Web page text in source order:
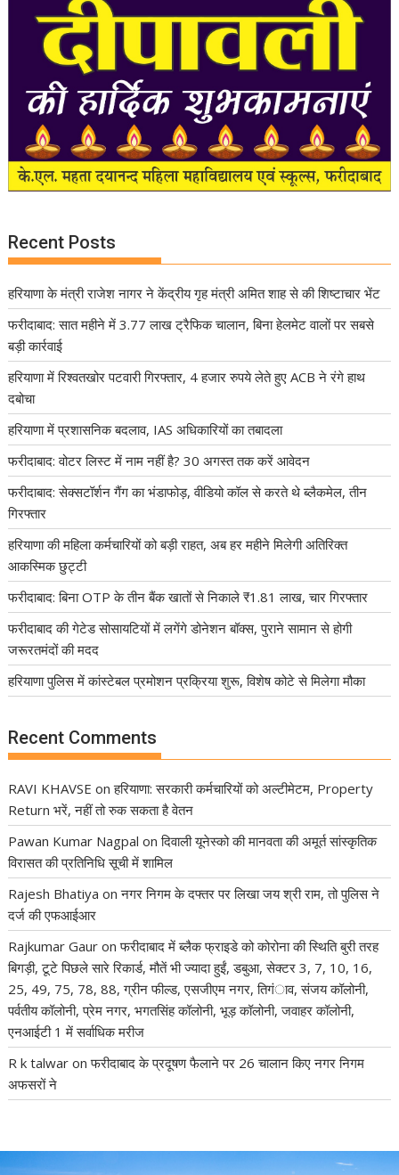
Recent Posts
हरियाणा के मंत्री राजेश नागर ने केंद्रीय गृह मंत्री अमित शाह से की शिष्टाचार भेंट
फरीदाबाद: सात महीने में 3.77 लाख ट्रैफिक चालान, बिना हेलमेट वालों पर सबसे
बड़ी कार्रवाई
हरियाणा में रिश्वतखोर पटवारी गिरफ्तार, 4 हजार रुपये लेते हुए ACB ने रंगे हाथ
दबोचा
हरियाणा में प्रशासनिक बदलाव, IAS अधिकारियों का तबादला
फरीदाबाद: वोटर लिस्ट में नाम नहीं है? 30 अगस्त तक करें आवेदन
फरीदाबाद: सेक्सटॉर्शन गैंग का भंडाफोड़, वीडियो कॉल से करते थे ब्लैकमेल, तीन
गिरफ्तार
हरियाणा की महिला कर्मचारियों को बड़ी राहत, अब हर महीने मिलेगी अतिरिक्त
आकस्मिक छुट्टी
फरीदाबाद: बिना OTP के तीन बैंक खातों से निकाले ₹1.81 लाख, चार गिरफ्तार
फरीदाबाद की गेटेड सोसायटियों में लगेंगे डोनेशन बॉक्स, पुराने सामान से होगी
जरूरतमंदों की मदद
हरियाणा पुलिस में कांस्टेबल प्रमोशन प्रक्रिया शुरू, विशेष कोटे से मिलेगा मौका
Recent Comments
RAVI KHAVSE onहरियाणा: सरकारी कर्मचारियों को अल्टीमेटम, Property
Return भरें, नहीं तो रुक सकता है वेतन
Pawan Kumar Nagpal onदिवाली यूनेस्को की मानवता की अमूर्त सांस्कृतिक
विरासत की प्रतिनिधि सूची में शामिल
Rajesh Bhatiya onनगर निगम के दफ्तर पर लिखा जय श्री राम, तो पुलिस ने
दर्ज की एफआईआर
Rajkumar Gaur onफरीदाबाद में ब्लैक फ्राइडे को कोरोना की स्थिति बुरी तरह
बिगड़ी, टूटे पिछले सारे रिकार्ड, मौतें भी ज्यादा हुईं, डबुआ, सेक्टर 3, 7, 10, 16,
25, 49, 75, 78, 88, ग्रीन फील्ड, एसजीएम नगर, तिगंाव, संजय कॉलोनी,
पर्वतीय कॉलोनी, प्रेम नगर, भगतसिंह कॉलोनी, भूड़ कॉलोनी, जवाहर कॉलोनी,
एनआईटी 1 में सर्वाधिक मरीज
R k talwar onफरीदाबाद के प्रदूषण फैलाने पर 26 चालान किए नगर निगम
अफसरों ने